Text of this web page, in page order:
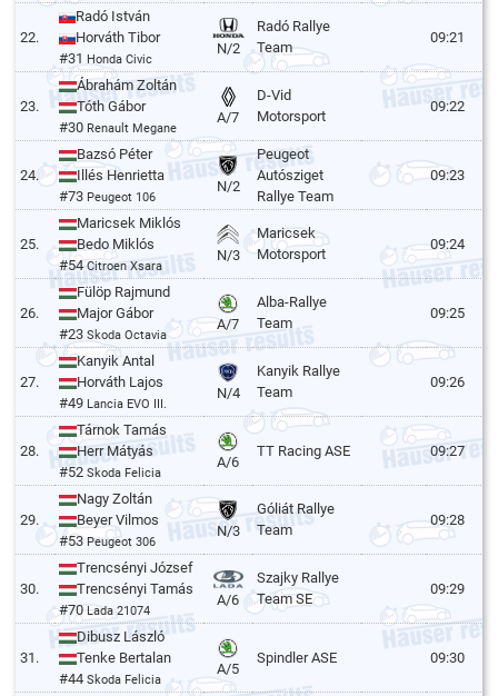
22.
Radó István
Horváth Tibor
#31 Honda Civic
N/2
Radó Rallye
Team
09:21
23.
Ábrahám Zoltán
Tóth Gábor
#30 Renault Megane
A/7
D-Vid
Motorsport
09:22
24.
Bazsó Péter
Illés Henrietta
#73 Peugeot 106
N/2
Peugeot
Autósziget
Rallye Team
09:23
25.
Maricsek Miklós
Bedo Miklós
#54Citroen Xsara
N/3
Maricsek
Motorsport
09:24
26.
Fülöp Rajmund
Major Gábor
#23Skoda Octavia
A/7
Alba-Rallye
Team
09:25
27.
Kanyik Antal
Horváth Lajos
#49 Lancia EVO III.
N/4
Kanyik Rallye
Team
09:26
28.
Tárnok Tamás
Herr Mátyás
#52Skoda Felicia
A/6
TT Racing ASE 09:27
29.
Nagy Zoltán
Beyer Vilmos
#53Peugeot 306
N/3
Góliát Rallye
Team
09:28
30.
Trencsényi József
Trencsényi Tamás
#70Lada 21074
A/6
Szajky Rallye
Team SE
09:29
31.
Dibusz László
Tenke Bertalan
#44Skoda Felicia
A/5
Spindler ASE 09:30